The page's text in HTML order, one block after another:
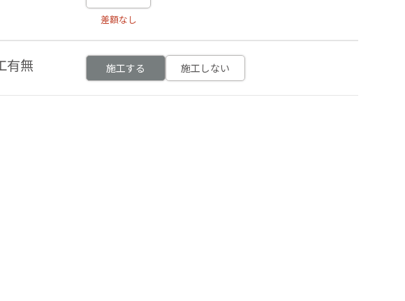
差額なし
有無 施工する 施工しない